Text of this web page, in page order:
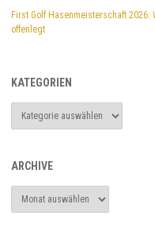
First Golf Hasenmeisterschaft
offenlegt
KATEGORIEN
ARCHIVE